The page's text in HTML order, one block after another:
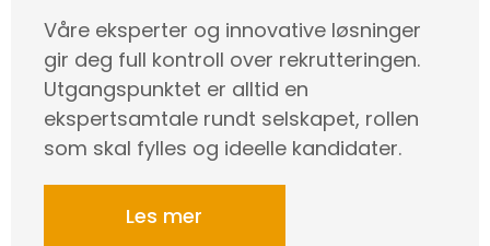
Våre eksperter og innovative løsninger
gir deg full kontroll over rekrutteringen.
Utgangspunktet er alltid en
ekspertsamtale rundt selskapet, rollen
som skal fylles og ideelle kandidater.
Les mer